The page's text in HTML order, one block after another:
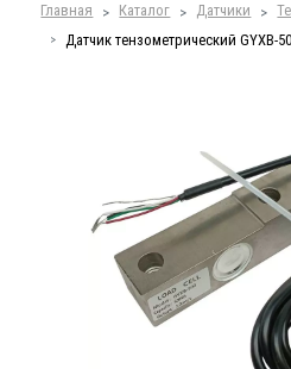
Главная Каталог Датчики
Датчик тензометрический GYXB-